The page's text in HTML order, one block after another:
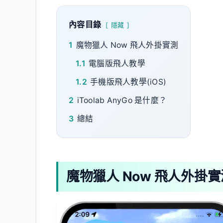
內容目錄 隱藏
1 魔物獵人 Now 飛人外掛實測
1.1 電腦版飛人教學
1.2 手機版飛人教學(iOS)
2 iToolab AnyGo 是什麼？
3 總結
魔物獵人 Now 飛人外掛